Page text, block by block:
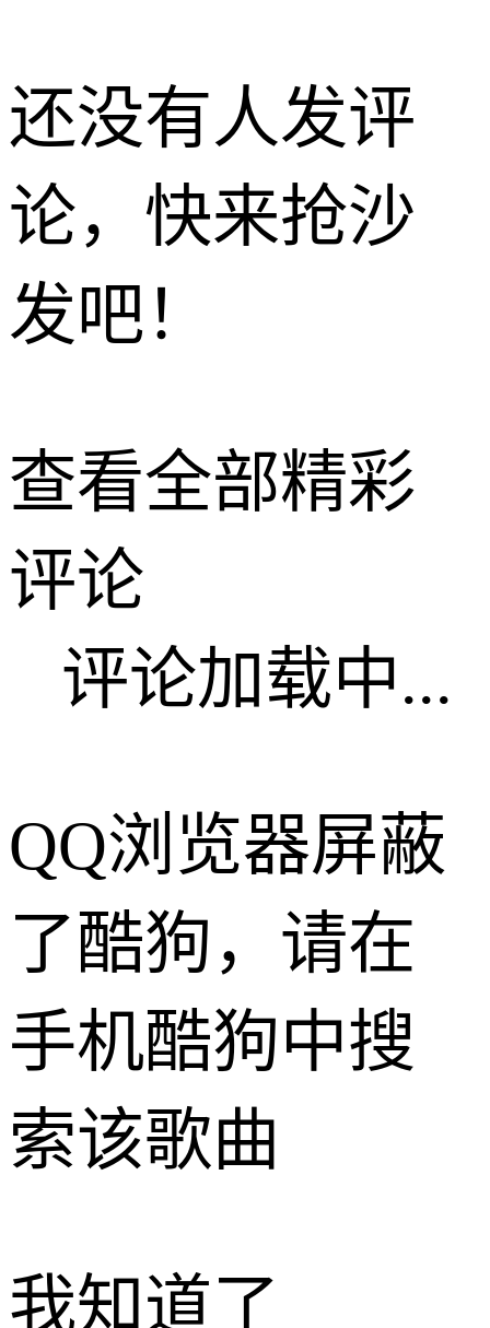
还没有人发评
论，快来抢沙
发吧！
查看全部精彩
评论
评论加载中...
QQ浏览器屏蔽
了酷狗，请在
手机酷狗中搜
索该歌曲
我知道了